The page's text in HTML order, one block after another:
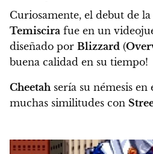
Curiosamente, el debut de la
Temiscira fue en un
diseñado por Blizzard (
buena calidad en su tiempo!
Cheetah sería su némesis en
muchas similitudes con